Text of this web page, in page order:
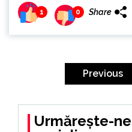
1 0 Share
Previous
Urmărește-